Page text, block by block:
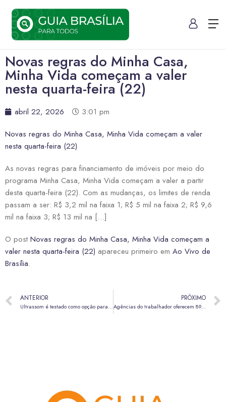
Novas regras do Minha Casa,
Minha Vida começam a valer
nesta quarta-feira (22)
abril 22, 2026
3:01 pm
Novas regras do Minha Casa, Minha Vida começam a valer
nesta quarta-feira (22)
As novas regras para financiamento de imóveis por meio do
programa Minha Casa, Minha Vida começam a valer a partir
desta quarta-feira (22). Com as mudanças, os limites de renda
passam a ser: R$ 3,2 mil na faixa 1; R$ 5 mil na faixa 2; R$ 9,6
mil na faixa 3; R$ 13 mil na […]
O post Novas regras do Minha Casa, Minha Vida começam a
valer nesta quarta-feira (22) apareceu primeiro em Ao Vivo de
Brasília.
ANTERIOR
Ultrassom é testado como opção para eliminar vírus respiratórios
PRÓXIMO
Agências do trabalhador oferecem 895 vagas de emprego nesta quinta-feira (23)